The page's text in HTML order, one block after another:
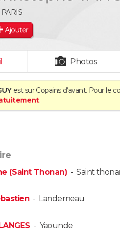
PARIS
Ajouter
Photos
est sur Copains d'avant. Pour le
.
(Saint Thonan) -Saint
- Landerneau
- Yaounde